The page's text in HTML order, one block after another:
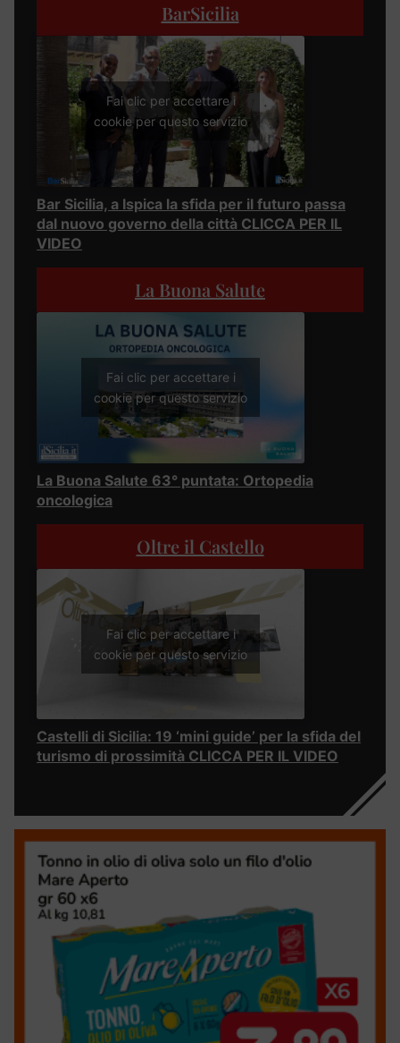
BarSicilia
Fai clic per accettare i
cookie per questo servizio
Bar Sicilia, a Ispica la sfida per il futuro passa
dal nuovo governo della città CLICCA PER IL
VIDEO
La Buona Salute
Fai clic per accettare i
cookie per questo servizio
La Buona Salute 63° puntata: Ortopedia
oncologica
Oltre il Castello
Fai clic per accettare i
cookie per questo servizio
Castelli di Sicilia: 19 ‘mini guide’ per la sfida del
turismo di prossimità CLICCA PER IL VIDEO